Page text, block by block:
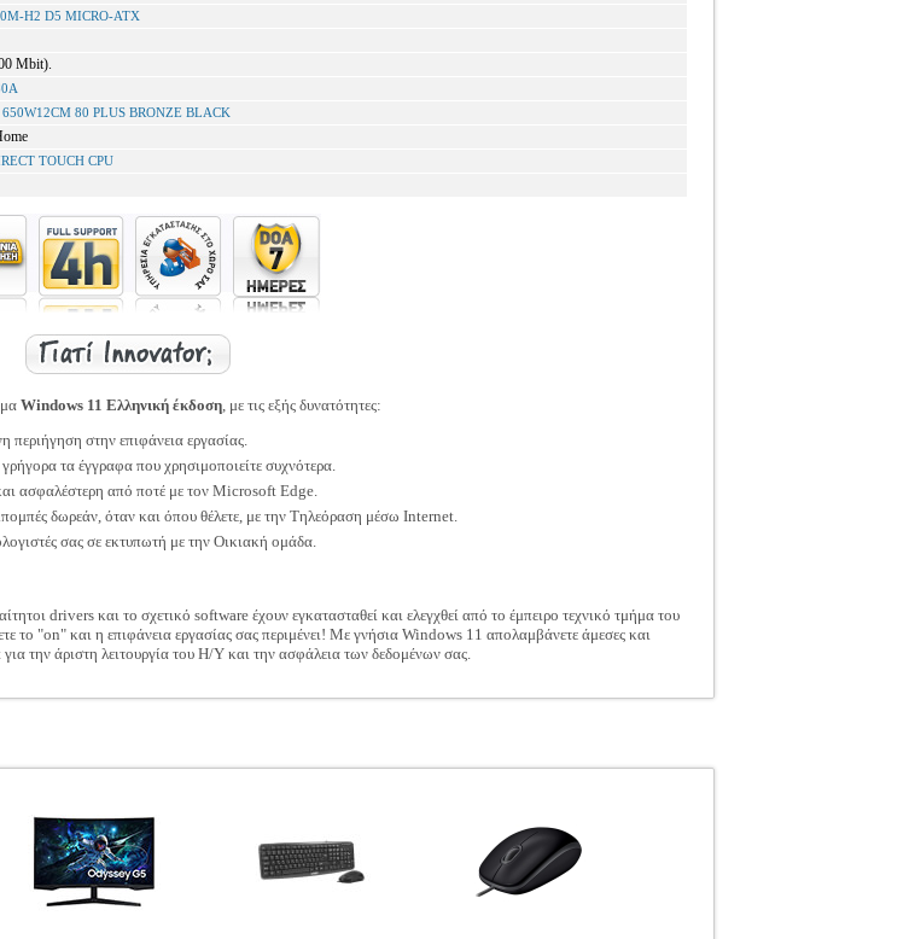
H2 D5 MICRO-ATX
Mbit).
650W12CM 80 PLUS BRONZE BLACK
TOUCH CPU
Windows 11 Ελληνική έκδοση, με τις εξής δυνατότητες:
περιήγηση στην επιφάνεια εργασίας.
τα έγγραφα που χρησιμοποιείτε συχνότερα.
ασφαλέστερη από ποτέ με τον Microsoft Edge.
δωρεάν, όταν και όπου θέλετε, με την Τηλεόραση μέσω Internet.
σας σε εκτυπωτή με την Οικιακή ομάδα.
drivers και το σχετικό software έχουν εγκατασταθεί και ελεγχθεί από το έμπειρο τεχνικό τμήμα του
το "on" και η επιφάνεια εργασίας σας περιμένει! Με γνήσια Windows 11 απολαμβάνετε άμεσες και
την άριστη λειτουργία του Η/Υ και την ασφάλεια των δεδομένων σας.